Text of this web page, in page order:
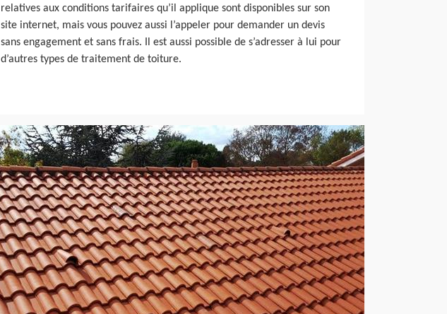
relatives aux conditions tarifaires qu’il applique sont disponibles sur son
site internet, mais vous pouvez aussi l’appeler pour demander un devis
sans engagement et sans frais. Il est aussi possible de s’adresser à lui pour
d’autres types de traitement de toiture.